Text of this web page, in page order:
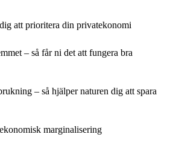
att prioritera din privatekonomi
– så får ni det att fungera bra
– så hjälper naturen dig att spara
marginalisering